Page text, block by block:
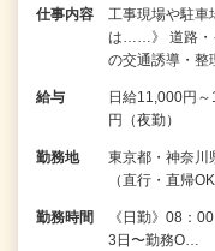
仕事内容
工事現場や駐車
は……》 道路・
の交通誘導・
給与
日給11,000円
円（夜勤）
勤務地
東京都・神奈
（直行・直帰OK
勤務時間
《日勤》08：
3日〜勤務O…